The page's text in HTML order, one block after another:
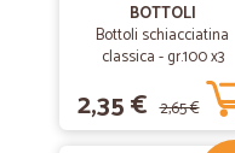
BOTTOLI
Bottoli schiacciatina
classica - gr.100 x3
2,35 € 2,65 €